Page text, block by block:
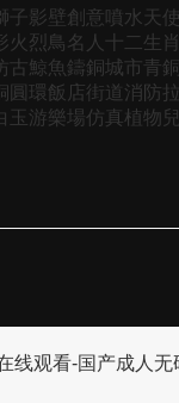
子 影壁 創意 噴水 天使
火烈鳥名人 十二生肖
古鯨魚 鑄銅城市 青銅
圓環飯店街道 消防
玉 游樂場仿真植物
观看-国产成人